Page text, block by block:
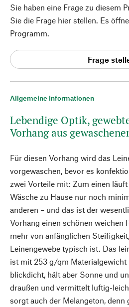
Allgemeine Informationen
Lebendige Optik,
Vorhang aus
Für diesen Vorhang wird das
vorgewaschen, bevor es
zwei Vorteile mit: Zum einen
Wäsche zu Hause nur noch
anderen – und das ist der
Vorhang einen schönen weichen
mehr von anfänglichen
Leinengewebe typisch ist. Das
ist mit 253 g/qm
blickdicht, hält aber Sonne und
draußen und vermittelt luftig-
sorgt auch der Melangeton,
Sie haben eine Frage zu diesem
Sie die Frage hier stellen. Es
Programm.
Frage